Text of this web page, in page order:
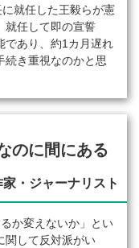
就任した王毅らが憲
就任して即の宣誓
であり、約1カ月遅れ
続き重視なのかと思
のに間にある
・ジャーナリスト
か変えないか」とい
関して反対派がい